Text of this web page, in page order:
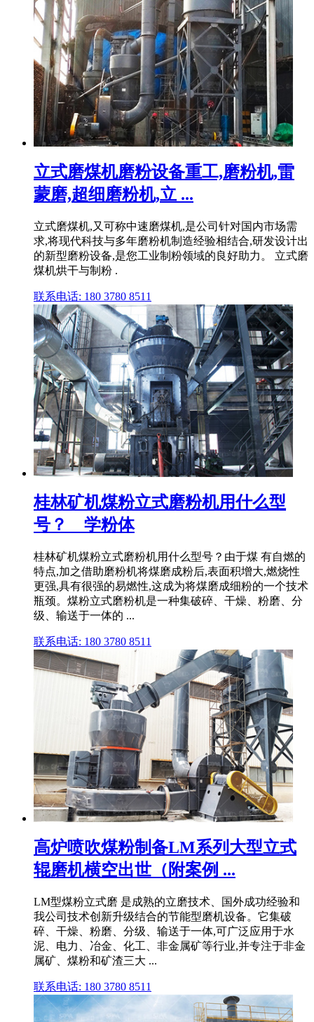
立式磨煤机磨粉设备重工,磨粉机,雷
蒙磨,超细磨粉机,立 ...
立式磨煤机,又可称中速磨煤机,是公司针对国内市场需
求,将现代科技与多年磨粉机制造经验相结合,研发设计出
的新型磨粉设备,是您工业制粉领域的良好助力。 立式磨
煤机烘干与制粉 .
联系电话: 180 3780 8511
桂林矿机煤粉立式磨粉机用什么型
号？ _ 学粉体
桂林矿机煤粉立式磨粉机用什么型号？由于煤 有自燃的
特点,加之借助磨粉机将煤磨成粉后,表面积增大,燃烧性
更强,具有很强的易燃性,这成为将煤磨成细粉的一个技术
瓶颈。煤粉立式磨粉机是一种集破碎、干燥、粉磨、分
级、输送于一体的 ...
联系电话: 180 3780 8511
高炉喷吹煤粉制备LM系列大型立式
辊磨机横空出世（附案例 ...
LM型煤粉立式磨 是成熟的立磨技术、国外成功经验和
我公司技术创新升级结合的节能型磨机设备。它集破
碎、干燥、粉磨、分级、输送于一体,可广泛应用于水
泥、电力、冶金、化工、非金属矿等行业,并专注于非金
属矿、煤粉和矿渣三大 ...
联系电话: 180 3780 8511